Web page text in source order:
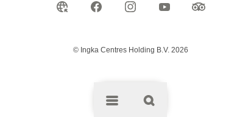
© Ingka Centres Holding B.V. 2026